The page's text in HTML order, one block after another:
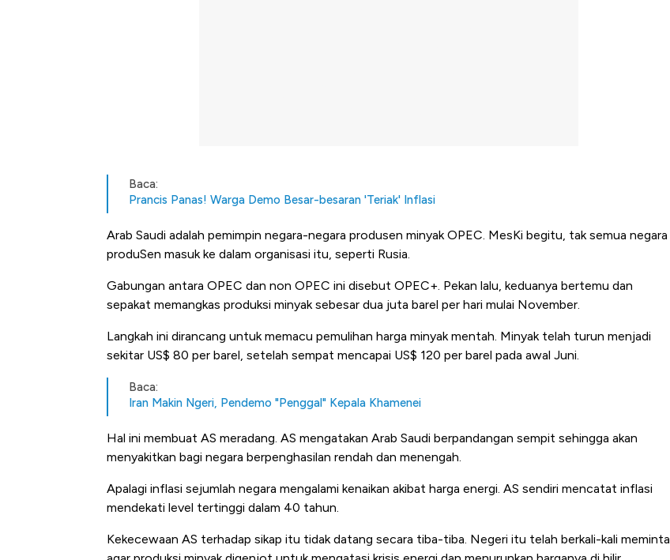
Baca:
Prancis Panas! Warga Demo Besar-besaran 'Teriak' Inflasi
Arab Saudi adalah pemimpin negara-negara produsen minyak OPEC. MesKi begitu, tak semua negara
produSen masuk ke dalam organisasi itu, seperti Rusia.
Gabungan antara OPEC dan non OPEC ini disebut OPEC+. Pekan lalu, keduanya bertemu dan
sepakat memangkas produksi minyak sebesar dua juta barel per hari mulai November.
Langkah ini dirancang untuk memacu pemulihan harga minyak mentah. Minyak telah turun menjadi
sekitar US$ 80 per barel, setelah sempat mencapai US$ 120 per barel pada awal Juni.
Baca:
Iran Makin Ngeri, Pendemo "Penggal" Kepala Khamenei
Hal ini membuat AS meradang. AS mengatakan Arab Saudi berpandangan sempit sehingga akan
menyakitkan bagi negara berpenghasilan rendah dan menengah.
Apalagi inflasi sejumlah negara mengalami kenaikan akibat harga energi. AS sendiri mencatat inflasi
mendekati level tertinggi dalam 40 tahun.
Kekecewaan AS terhadap sikap itu tidak datang secara tiba-tiba. Negeri itu telah berkali-kali meminta
Kongo Tutup Keran Ekspor, Harga